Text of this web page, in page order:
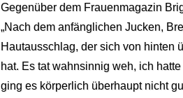
Gegenüber dem Frauenmagazin
„Nach dem anfänglichen Jucken,
Hautausschlag, der sich von hinten
hat. Es tat wahnsinnig weh, ich
ging es körperlich überhaupt nicht